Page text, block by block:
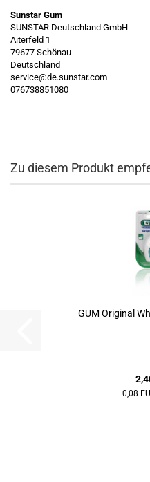
Sunstar Gum
SUNSTAR Deutschland GmbH
Aiterfeld 1
79677 Schönau
Deutschland
service@de.sunstar.com
076738851080
Zu diesem Produkt
GUM Original
0,08